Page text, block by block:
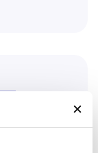
a on sám